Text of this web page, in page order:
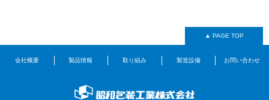
▲ PAGE TOP
会社概要 製品情報 取り組み 製造設備 お問い合わせ